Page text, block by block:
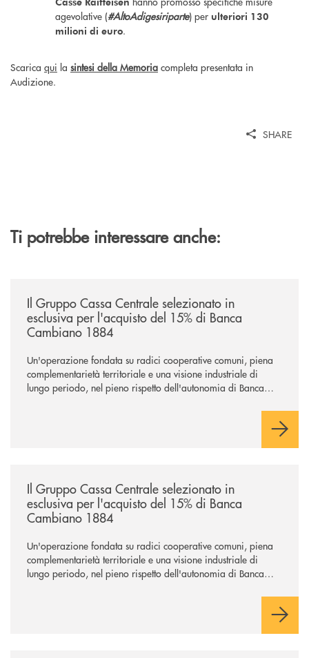
agevolative (#AltoAdigesiriparte) per ulteriori 130
milioni di euro.
Scarica qui la sintesi della Memoria completa presentata in
Audizione.
SHARE
Ti potrebbe interessare anche:
Il Gruppo Cassa Centrale selezionato in
esclusiva per l'acquisto del 15% di Banca
Cambiano 1884
Un'operazione fondata su radici cooperative comuni, piena
complementarietà territoriale e una visione industriale di
lungo periodo, nel pieno rispetto dell'autonomia di Banca
negoziazione esclusiva per la finalizzazione dell’operazione.
Il Gruppo Cassa Centrale selezionato in
esclusiva per l'acquisto del 15% di Banca
Cambiano 1884
Un'operazione fondata su radici cooperative comuni, piena
complementarietà territoriale e una visione industriale di
lungo periodo, nel pieno rispetto dell'autonomia di Banca
negoziazione esclusiva per la finalizzazione dell’operazione.